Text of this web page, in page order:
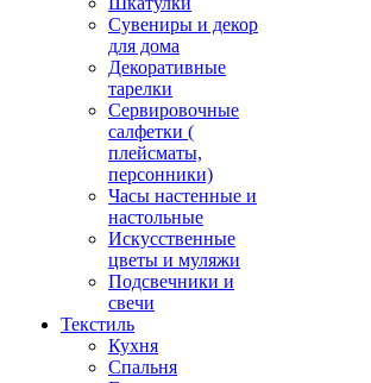
Сувениры и декор
для дома
Декоративные
тарелки
Сервировочные
салфетки (
плейсматы,
персонники)
Часы настенные и
настольные
Искусственные
цветы и муляжи
Подсвечники и
свечи
Текстиль
Кухня
Спальня